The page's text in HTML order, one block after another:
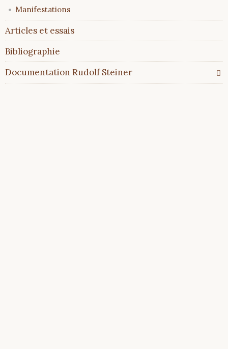
Manifestations
Articles et essais
Bibliographie
Documentation Rudolf Steiner